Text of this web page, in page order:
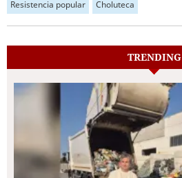
Resistencia popular Choluteca
TRENDING